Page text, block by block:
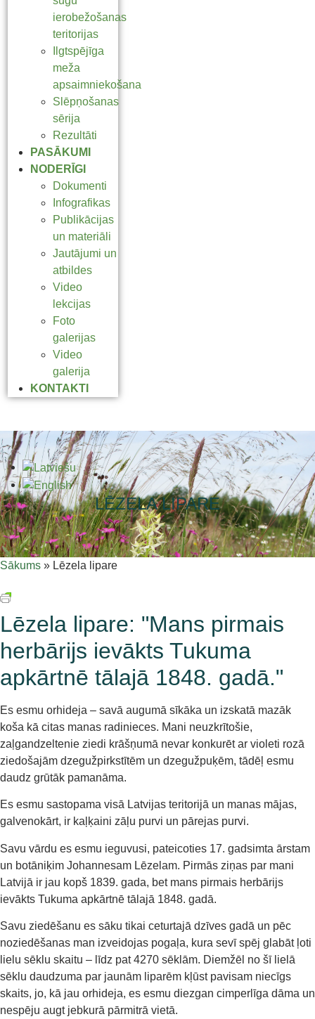
ierobežošanas
teritorijas
Ilgtspējīga
meža
apsaimniekošana
Slēpņošanas
sērija
Rezultāti
PASĀKUMI
NODERĪGI
Dokumenti
Infografikas
Publikācijas
un materiāli
Jautājumi un
atbildes
Video
lekcijas
Foto
galerijas
Video
galerija
KONTAKTI
LĒZELA LIPARE
Sākums » Lēzela lipare
Lēzela lipare: "Mans pirmais
herbārijs ievākts Tukuma
apkārtnē tālajā 1848. gadā."
Es esmu orhideja – savā augumā sīkāka un izskatā mazāk
koša kā citas manas radinieces. Mani neuzkrītošie,
zaļgandzeltenie ziedi krāšņumā nevar konkurēt ar violeti rozā
ziedošajām dzegužpirkstītēm un dzegužpuķēm, tādēļ esmu
daudz grūtāk pamanāma.
Es esmu sastopama visā Latvijas teritorijā un manas mājas,
galvenokārt, ir kaļķaini zāļu purvi un pārejas purvi.
Savu vārdu es esmu ieguvusi, pateicoties 17. gadsimta ārstam
un botāniķim Johannesam Lēzelam. Pirmās ziņas par mani
Latvijā ir jau kopš 1839. gada, bet mans pirmais herbārijs
ievākts Tukuma apkārtnē tālajā 1848. gadā.
Savu ziedēšanu es sāku tikai ceturtajā dzīves gadā un pēc
noziedēšanas man izveidojas pogaļa, kura sevī spēj glabāt ļoti
lielu sēklu skaitu – līdz pat 4270 sēklām. Diemžēl no šī lielā
sēklu daudzuma par jaunām liparēm kļūst pavisam niecīgs
skaits, jo, kā jau orhideja, es esmu diezgan cimperlīga dāma un
nespēju augt jebkurā pārmitrā vietā.